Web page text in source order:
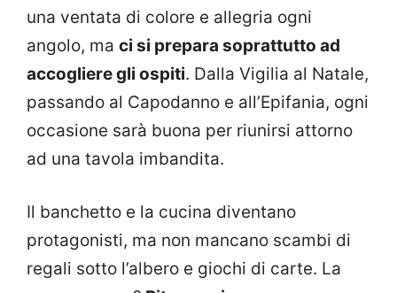
una ventata di colore e allegria ogni
angolo, ma ci si prepara soprattutto ad
accogliere gli ospiti. Dalla Vigilia al Natale,
passando al Capodanno e all’Epifania, ogni
occasione sarà buona per riunirsi attorno
ad una tavola imbandita.
Il banchetto e la cucina diventano
protagonisti, ma non mancano scambi di
regali sotto l’albero e giochi di carte. La